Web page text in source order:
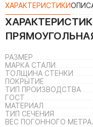
ХАРАКТЕРИСТИКИ
РАЗМЕР
МАРКА СТАЛИ
ТОЛЩИНА СТЕНКИ
ПОКРЫТИЕ
ТИП ПРОИЗВОДСТВА
ГОСТ
МАТЕРИАЛ
ТИП СЕЧЕНИЯ
ВЕС ПОГОННОГО